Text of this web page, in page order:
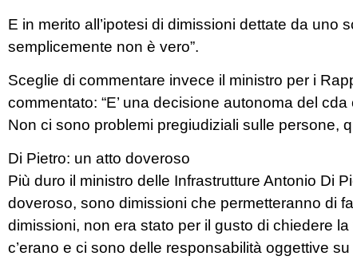
E in merito all’ipotesi di dimissioni dettate da uno
semplicemente non è vero”.
Sceglie di commentare invece il ministro per i
commentato: “E’ una decisione autonoma del
Non ci sono problemi pregiudiziali sulle persone,
Di Pietro: un atto doveroso
Più duro il ministro delle Infrastrutture Antonio Di
doveroso, sono dimissioni che permetteranno di
dimissioni, non era stato per il gusto di chiedere
c’erano e ci sono delle responsabilità oggettive